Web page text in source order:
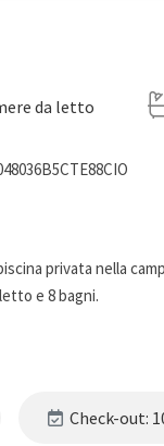
da letto
privata nella
e 8 bagni.
settecentesca,
Check-out: